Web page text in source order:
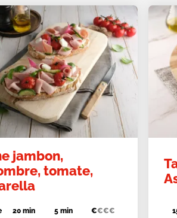
jambon,
tomate,
20 min 5 min €€€€